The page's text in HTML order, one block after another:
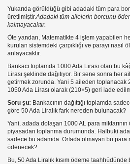
Yukarıda görüldüğü gibi adadaki tüm para
üretilmiştir.Adadaki tüm ailelerin borcunu
kalmayacaktır.
Öte yandan, Matematikte 4 işlem yapabilen
kurulan sistemdeki çarpıklığı ve parayı nasıl
anlayacaktır.
Bankacı toplamda 1000 Ada Lirası olan bu
Lirası şeklinde dağıtıyor. Bir sene sonra her
getirmek zorunda. Yani 5 aileden toplanacak
1050 Ada Lirası olarak (210×5) geri iade
Soru şu: Bankacının dağıttığı toplamda
göre 50 Ada Liralık fark nereden bulunacak?
Yani, adada dolaşan 1000 AL para
piyasadan toplanma durumunda. Halbuki
sadece bu adamda. Ortada olmayan bu para
ödenecek?
Bu, 50 Ada Liralık kısım ödeme
!